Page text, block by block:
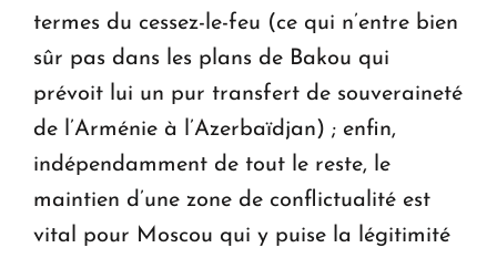
termes du cessez-le-feu (ce qui n’entre bien
sûr pas dans les plans de Bakou qui
prévoit lui un pur transfert de souveraineté
de l’Arménie à l’Azerbaïdjan) ; enfin,
indépendamment de tout le reste, le
maintien d’une zone de conflictualité est
vital pour Moscou qui y puise la légitimité